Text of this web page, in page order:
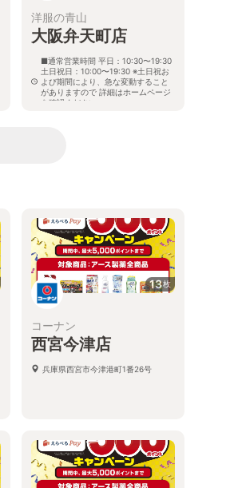
洋服の青山
大阪弁天町店
■通常営業時間 平日：10:30〜19:30
土日祝日：10:00〜19:30 ※土日祝お
よび期間により、急な変動すること
がありますので 詳細はホームページ
を確認ください
13枚
コーナン
西宮今津店
兵庫県西宮市今津港町1番26号